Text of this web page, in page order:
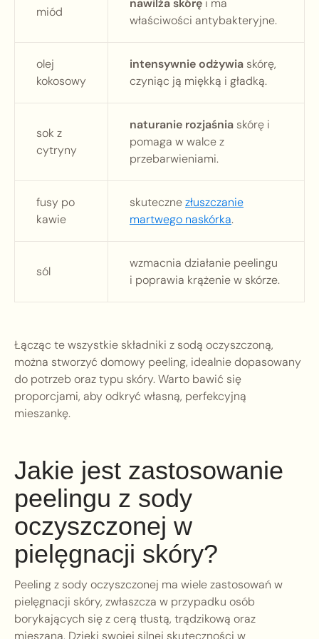
miód
nawilża skórę i ma
właściwości antybakteryjne.
olej
kokosowy
intensywnie odżywia skórę,
czyniąc ją miękką i gładką.
sok z
cytryny
naturanie rozjaśnia skórę i
pomaga w walce z
przebarwieniami.
fusy po
kawie
skutecznezłuszczanie
martwego naskórka.
sól
wzmacnia działanie peelingu
i poprawia krążenie w skórze.
Łącząc te wszystkie składniki z sodą oczyszczoną,
można stworzyć domowy peeling, idealnie dopasowany
do potrzeb oraz typu skóry. Warto bawić się
proporcjami, aby odkryć własną, perfekcyjną
mieszankę.
Jakie jest zastosowanie
peelingu z sody
oczyszczonej w
pielęgnacji skóry?
Peeling z sody oczyszczonej ma wiele zastosowań w
pielęgnacji skóry, zwłaszcza w przypadku osób
borykających się z cerą tłustą, trądzikową oraz
mieszaną. Dzięki swojej silnej skuteczności w